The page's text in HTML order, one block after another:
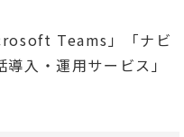
Teams」「ナビ
入・運用サービス」